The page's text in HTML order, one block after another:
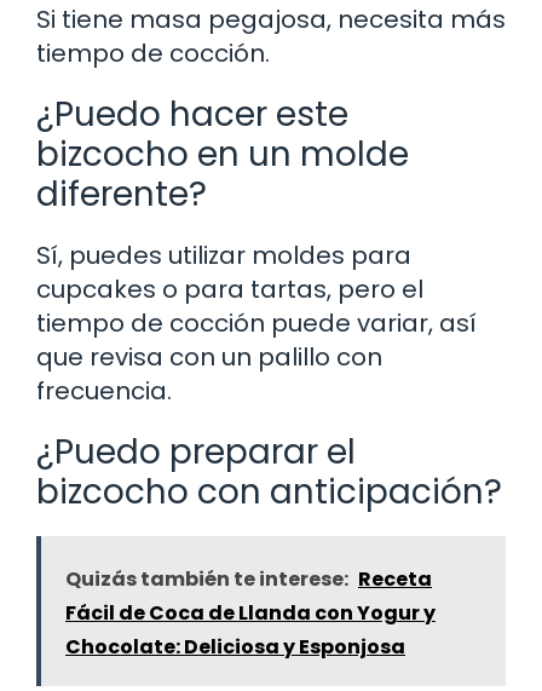
Si tiene masa pegajosa, necesita más
tiempo de cocción.
¿Puedo hacer este
bizcocho en un molde
diferente?
Sí, puedes utilizar moldes para
cupcakes o para tartas, pero el
tiempo de cocción puede variar, así
que revisa con un palillo con
frecuencia.
¿Puedo preparar el
bizcocho con anticipación?
Quizás también te interese: Receta
Fácil de Coca de Llanda con Yogur y
Chocolate: Deliciosa y Esponjosa